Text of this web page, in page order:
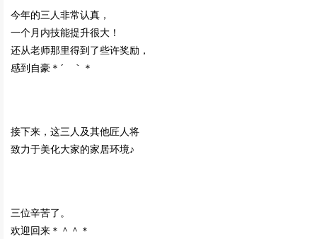
今年的三人非常认真，
一个月内技能提升很大！
还从老师那里得到了些许奖励，
感到自豪＊´ ｀＊
接下来，这三人及其他匠人将
致力于美化大家的家居环境♪
三位辛苦了。
欢迎回来＊＾＾＊